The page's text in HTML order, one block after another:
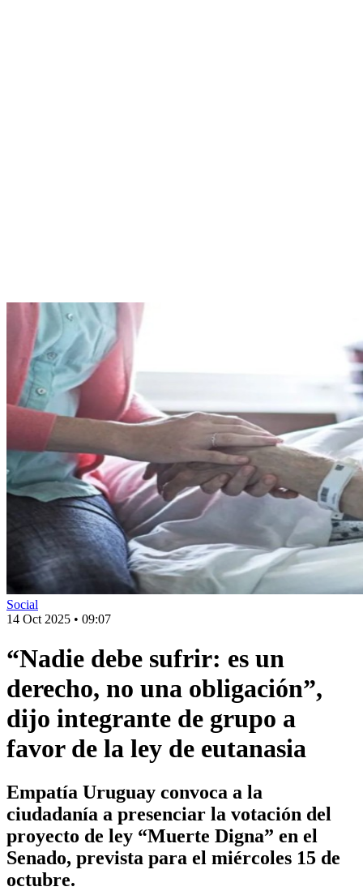
Social
14 Oct 2025 • 09:07
“Nadie debe sufrir: es un
derecho, no una obligación”,
dijo integrante de grupo a
favor de la ley de eutanasia
Empatía Uruguay convoca a la
ciudadanía a presenciar la votación del
proyecto de ley “Muerte Digna” en el
Senado, prevista para el miércoles 15 de
octubre.